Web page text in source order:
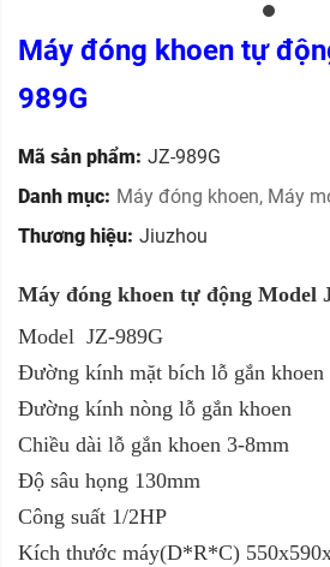
Máy đóng khoen tự
989G
Mã sản phẩm: JZ-989G
Danh mục: Máy đóng khoen, Máy
Thương hiệu: Jiuzhou
Máy đóng khoen tự động Model
Model JZ-989G
Đường kính mặt bích lỗ gắn khoen
Đường kính nòng lỗ gắn khoen
Chiều dài lỗ gắn khoen 3-8mm
Độ sâu họng 130mm
Công suất 1/2HP
Kích thước máy(D*R*C)